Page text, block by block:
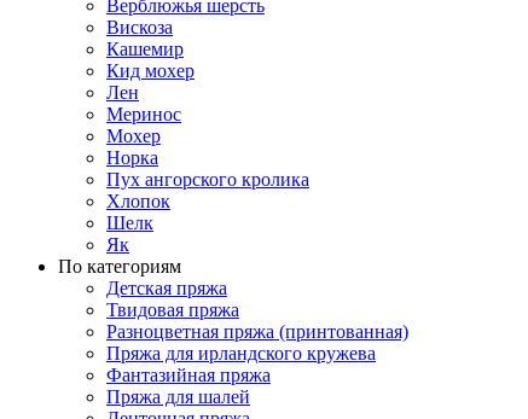
Верблюжья шерсть
Вискоза
Кашемир
Кид мохер
Лен
Меринос
Мохер
Норка
Пух ангорского кролика
Хлопок
Шелк
Як
По категориям
Детская пряжа
Твидовая пряжа
Разноцветная пряжа (принтованная)
Пряжа для ирландского кружева
Фантазийная пряжа
Пряжа для шалей